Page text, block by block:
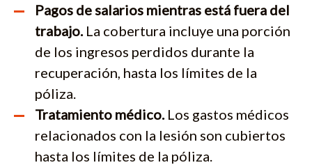
Pagos de salarios mientras está fuera del
trabajo. La cobertura incluye una porción
de los ingresos perdidos durante la
recuperación, hasta los límites de la
póliza.
Tratamiento médico. Los gastos médicos
relacionados con la lesión son cubiertos
hasta los límites de la póliza.